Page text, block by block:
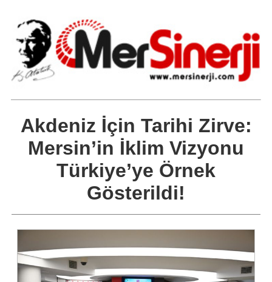
Akdeniz İçin Tarihi Zirve:
Mersin’in İklim Vizyonu
Türkiye’ye Örnek
Gösterildi!